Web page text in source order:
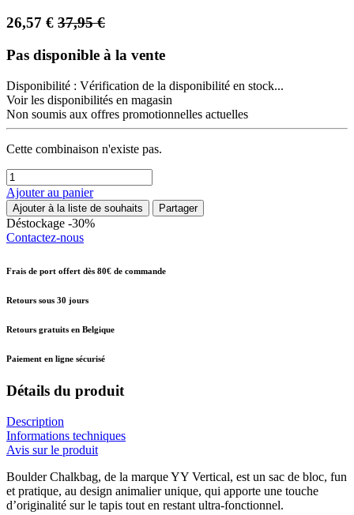
26,57 € 37,95€
Pas disponible à la vente
Disponibilité : Vérification de la disponibilité en stock...
Voir les disponibilités en magasin
Non soumis aux offres promotionnelles actuelles
Cette combinaison n'existe pas.
Ajouter au panier
Ajouter à la liste de souhaits Partager
Déstockage -30%
Contactez-nous
Frais de port offert dès 80€ de commande
Retours sous 30 jours
Retours gratuits en Belgique
Paiement en ligne sécurisé
Détails du produit
Description
Informations techniques
Avis sur le produit
Boulder Chalkbag, de la marque YY Vertical, est un sac de bloc, fun
et pratique, au design animalier unique, qui apporte une touche
d’originalité sur le tapis tout en restant ultra-fonctionnel.